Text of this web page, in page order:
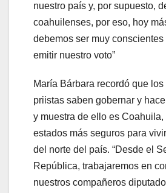
nuestro país y, por supuesto,
coahuilenses, por eso, hoy
debemos ser muy
emitir nuestro voto”
María Bárbara recordó que
priistas saben gobernar y
y muestra de ello es
estados más seguros para
del norte del país. “Desde el
República, trabajaremos en
nuestros compañeros